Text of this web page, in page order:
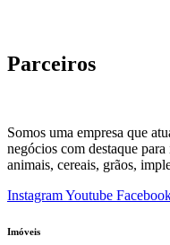
Parceiros
Somos uma empresa que
negócios com destaque
animais, cereais, grãos,
InstagramYoutube
Imóveis